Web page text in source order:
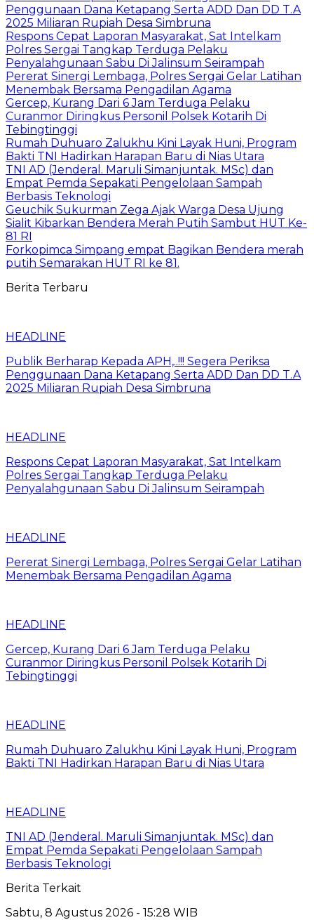
Penggunaan Dana Ketapang Serta ADD Dan DD T.A
2025 Miliaran Rupiah Desa Simbruna
Respons Cepat Laporan Masyarakat, Sat Intelkam
Polres Sergai Tangkap Terduga Pelaku
Penyalahgunaan Sabu Di Jalinsum Seirampah
Pererat Sinergi Lembaga, Polres Sergai Gelar Latihan
Menembak Bersama Pengadilan Agama
Gercep, Kurang Dari 6 Jam Terduga Pelaku
Curanmor Diringkus Personil Polsek Kotarih Di
Tebingtinggi
Rumah Duhuaro Zalukhu Kini Layak Huni, Program
Bakti TNI Hadirkan Harapan Baru di Nias Utara
TNI AD (Jenderal. Maruli Simanjuntak. MSc) dan
Empat Pemda Sepakati Pengelolaan Sampah
Berbasis Teknologi
Geuchik Sukurman Zega Ajak Warga Desa Ujung
Sialit Kibarkan Bendera Merah Putih Sambut HUT Ke-
81 RI
Forkopimca Simpang empat Bagikan Bendera merah
putih Semarakan HUT RI ke 81.
Berita Terbaru
HEADLINE
Publik Berharap Kepada APH,..!!! Segera Periksa
Penggunaan Dana Ketapang Serta ADD Dan DD T.A
2025 Miliaran Rupiah Desa Simbruna
HEADLINE
Respons Cepat Laporan Masyarakat, Sat Intelkam
Polres Sergai Tangkap Terduga Pelaku
Penyalahgunaan Sabu Di Jalinsum Seirampah
HEADLINE
Pererat Sinergi Lembaga, Polres Sergai Gelar Latihan
Menembak Bersama Pengadilan Agama
HEADLINE
Gercep, Kurang Dari 6 Jam Terduga Pelaku
Curanmor Diringkus Personil Polsek Kotarih Di
Tebingtinggi
HEADLINE
Rumah Duhuaro Zalukhu Kini Layak Huni, Program
Bakti TNI Hadirkan Harapan Baru di Nias Utara
HEADLINE
TNI AD (Jenderal. Maruli Simanjuntak. MSc) dan
Empat Pemda Sepakati Pengelolaan Sampah
Berbasis Teknologi
Berita Terkait
Sabtu, 8 Agustus 2026 - 15:28 WIB